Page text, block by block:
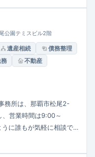
ていただく」「お客様
指す」をモットーとして
公園テミスビル2階
遺産相続
債務整理
不動産
務所は、那覇市松尾2-
営業時間は9:00～
に誰もが気軽に相談で
。取扱分野は企業法務